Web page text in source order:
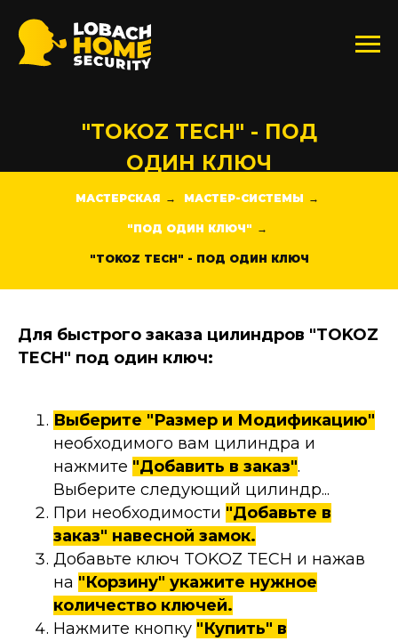
"TOKOZ TECH" - ПОД
ОДИН КЛЮЧ
МАСТЕРСКАЯ → МАСТЕР-СИСТЕМЫ →
"ПОД ОДИН КЛЮЧ" →
"TOKOZ TECH" - ПОД ОДИН КЛЮЧ
Для быстрого заказа цилиндров "TOKOZ
TECH" под один ключ:
Выберите "Размер и Модификацию"
необходимого вам цилиндра и
нажмите "Добавить в заказ".
Выберите следующий цилиндр...
При необходимости "Добавьте в
заказ" навесной замок.
Добавьте ключ TOKOZ TECH и нажав
на "Корзину" укажите нужное
количество ключей.
Нажмите кнопку "Купить" в